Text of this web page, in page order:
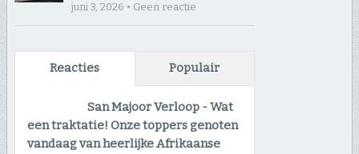
juni 3, 2026 • Geen reactie
Reacties Populair
San Majoor Verloop -Wat
een traktatie! Onze toppers genoten
vandaag van heerlijke Afrikaanse